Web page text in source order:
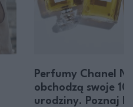
Perfumy Chanel
obchodzą swoje
urodziny. Poznaj